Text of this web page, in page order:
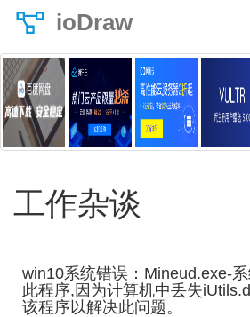
ioDraw
工作杂谈
win10系统错误：Mineud.exe-
此程序,因为计算机中丢失
该程序以解决此问题。